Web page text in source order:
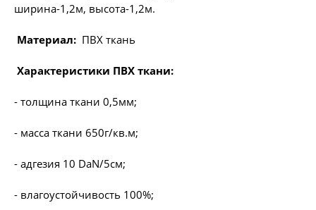
ширина-1,2м, высота-1,2м.
Материал: ПВХ ткань
Характеристики ПВХ ткани:
- толщина ткани 0,5мм;
- масса ткани 650г/кв.м;
- адгезия 10 DaN/5см;
- влагоустойчивость 100%;